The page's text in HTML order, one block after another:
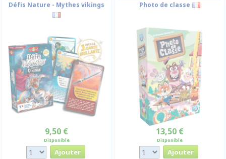
Défis Nature - Mythes vikings
9,50 €
Disponible
Photo de classe
13,50 €
Disponible